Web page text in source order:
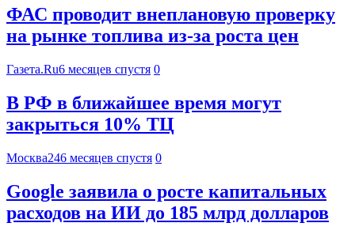
ФАС проводит внеплановую проверку
на рынке топлива из-за роста цен
Газета.Ru6 месяцев спустя 0
В РФ в ближайшее время могут
закрыться 10% ТЦ
Москва246 месяцев спустя 0
Google заявила о росте капитальных
расходов на ИИ до 185 млрд долларов